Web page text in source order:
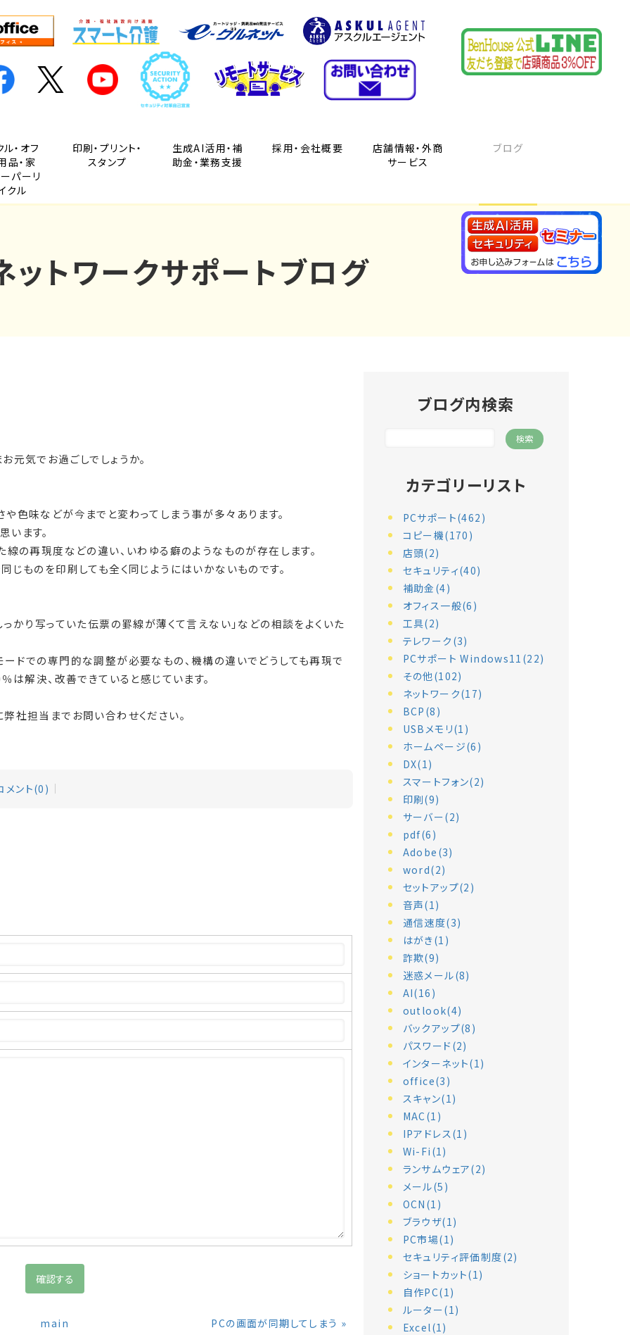
・オフ
品・家
パーリ
クル
印刷・プリント・
スタンプ
生成AI活用・補
助金・業務支援
採用・会社概要
店舗情報・外商
サービス
ブログ
ットワークサポートブログ
元気でお過ごしでしょうか。
色味などが今までと変わってしまう事が多々あります。
ます。
線の再現度などの違い、いわゆる癖のようなものが存在します。
じものを印刷しても全く同じようにはいかないものです。
っかり写っていた伝票の罫線が薄くて言えない」などの相談をよくいた
ドでの専門的な調整が必要なもの、機構の違いでどうしても再現で
は解決、改善できていると感じています。
社担当までお問い合わせください。
メント(0)
main PCの画面が同期してしまう »
ブログ内検索
カテゴリーリスト
PCサポート(462)
コピー機(170)
店頭(2)
セキュリティ(40)
補助金(4)
オフィス一般(6)
工具(2)
テレワーク(3)
PCサポート Windows11(22)
その他(102)
ネットワーク(17)
BCP(8)
USBメモリ(1)
ホームページ(6)
DX(1)
スマートフォン(2)
印刷(9)
サーバー(2)
pdf(6)
Adobe(3)
word(2)
セットアップ(2)
音声(1)
通信速度(3)
はがき(1)
詐欺(9)
迷惑メール(8)
AI(16)
outlook(4)
バックアップ(8)
パスワード(2)
インターネット(1)
office(3)
スキャン(1)
MAC(1)
IPアドレス(1)
Wi-Fi(1)
ランサムウェア(2)
メール(5)
OCN(1)
ブラウザ(1)
PC市場(1)
セキュリティ評価制度(2)
ショートカット(1)
自作PC(1)
ルーター(1)
Excel(1)